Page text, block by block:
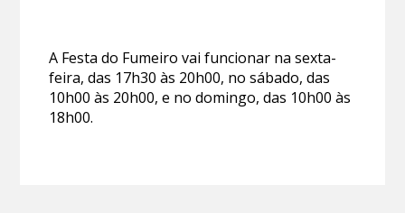
A Festa do Fumeiro vai funcionar na sexta-
feira, das 17h30 às 20h00, no sábado, das
10h00 às 20h00, e no domingo, das 10h00 às
18h00.